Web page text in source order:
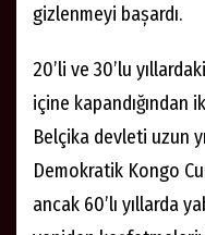
gizlenmeyi bașardı.
20’li ve 30’lu
içine kapandığından
Belçika devleti uzun
Demokratik Kongo
ancak 60’lı yıllarda